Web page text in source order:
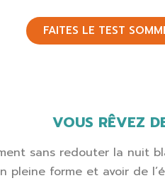
FAITES LE TEST
VOUS RÊVEZ
sans redouter la nuit
pleine forme et avoir de